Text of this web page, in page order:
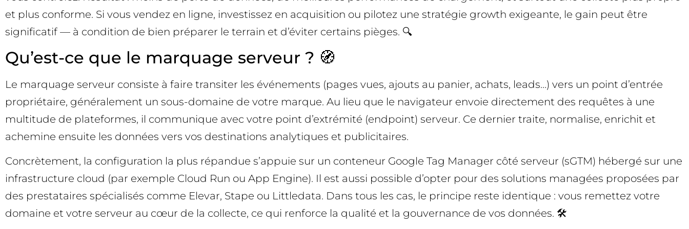
et plus conforme. Si vous vendez en ligne, investissez en acquisition ou pilotez une stratégie growth exigeante, le gain peut être
significatif — à condition de bien préparer le terrain et d’éviter certains pièges. 🔍
Qu’est-ce que le marquage serveur ? 🧭
Le marquage serveur consiste à faire transiter les événements (pages vues, ajouts au panier, achats, leads…) vers un point d’entrée
propriétaire, généralement un sous-domaine de votre marque. Au lieu que le navigateur envoie directement des requêtes à une
multitude de plateformes, il communique avec votre point d’extrémité (endpoint) serveur. Ce dernier traite, normalise, enrichit et
achemine ensuite les données vers vos destinations analytiques et publicitaires.
Concrètement, la configuration la plus répandue s’appuie sur un conteneur Google Tag Manager côté serveur (sGTM) hébergé sur une
infrastructure cloud (par exemple Cloud Run ou App Engine). Il est aussi possible d’opter pour des solutions managées proposées par
des prestataires spécialisés comme Elevar, Stape ou Littledata. Dans tous les cas, le principe reste identique : vous remettez votre
domaine et votre serveur au cœur de la collecte, ce qui renforce la qualité et la gouvernance de vos données. 🛠️